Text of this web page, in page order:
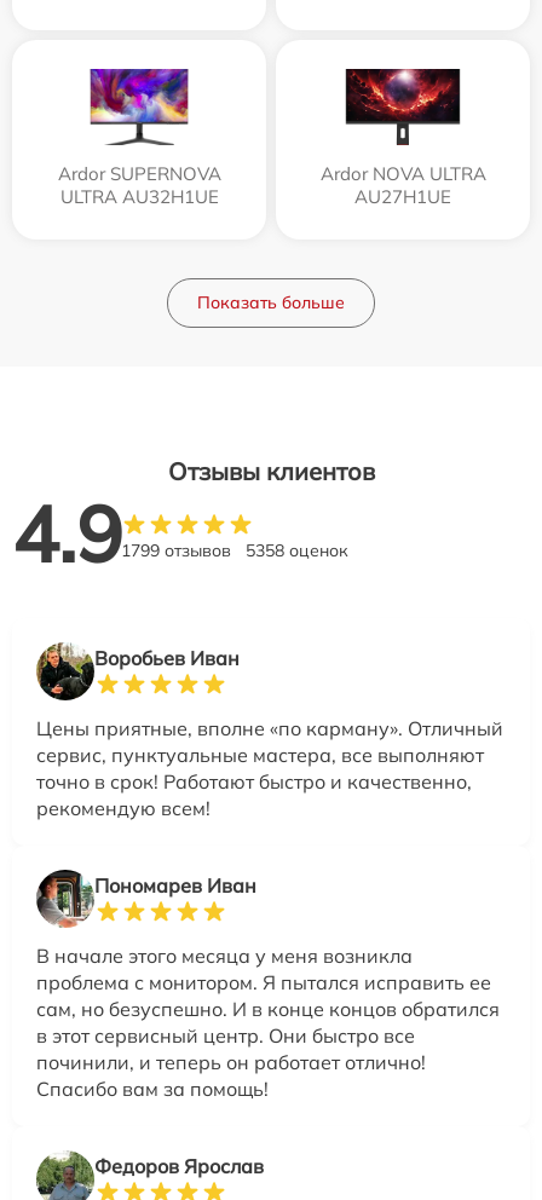
Ardor SUPERNOVA
ULTRA AU32H1UE
Ardor NOVA ULTRA
AU27H1UE
Показать больше
Отзывы клиентов
4.91799 отзывов 5358 оценок
Воробьев Иван
Цены приятные, вполне «по карману». Отличный
сервис, пунктуальные мастера, все выполняют
точно в срок! Работают быстро и качественно,
рекомендую всем!
Пономарев Иван
В начале этого месяца у меня возникла
проблема с монитором. Я пытался исправить ее
сам, но безуспешно. И в конце концов обратился
в этот сервисный центр. Они быстро все
починили, и теперь он работает отлично!
Спасибо вам за помощь!
Федоров Ярослав